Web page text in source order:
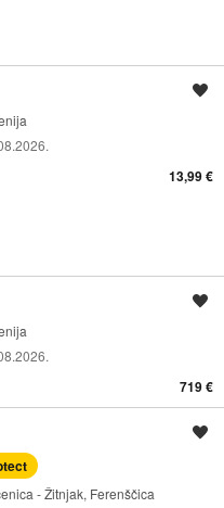
13,99 €
719 €
- Žitnjak, Ferenščica